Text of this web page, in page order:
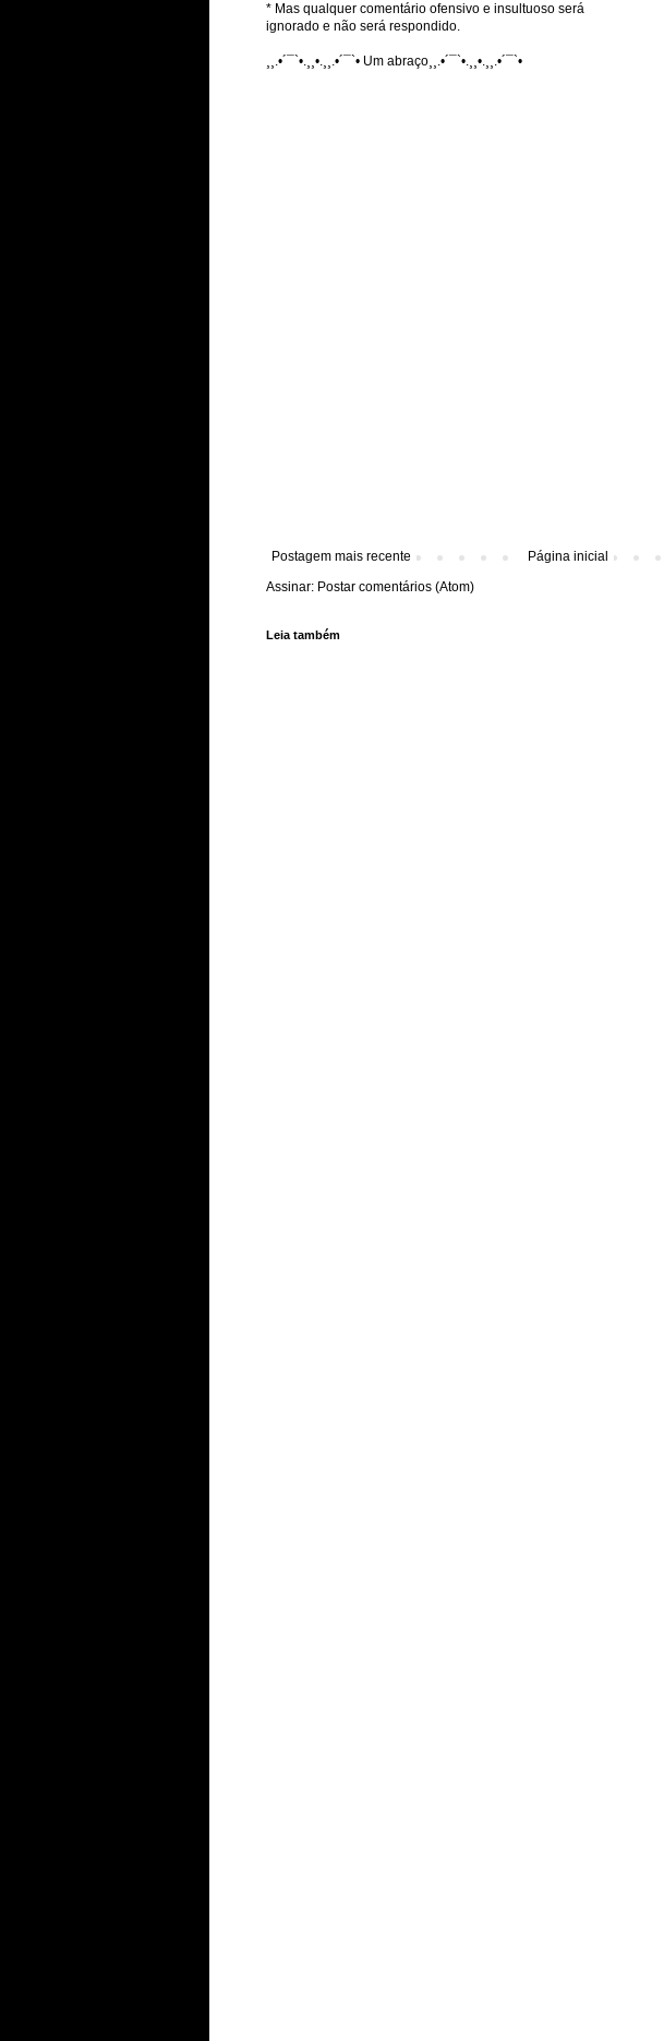
* Mas qualquer comentário ofensivo e insultuoso será
ignorado e não será respondido.
¸¸.•´¯`•.¸¸•.¸¸.•´¯`• Um abraço¸¸.•´¯`•.¸¸•.¸¸.•´¯`•
Postagem mais recente
Página inicial
Assinar: Postar comentários (Atom)
Leia também